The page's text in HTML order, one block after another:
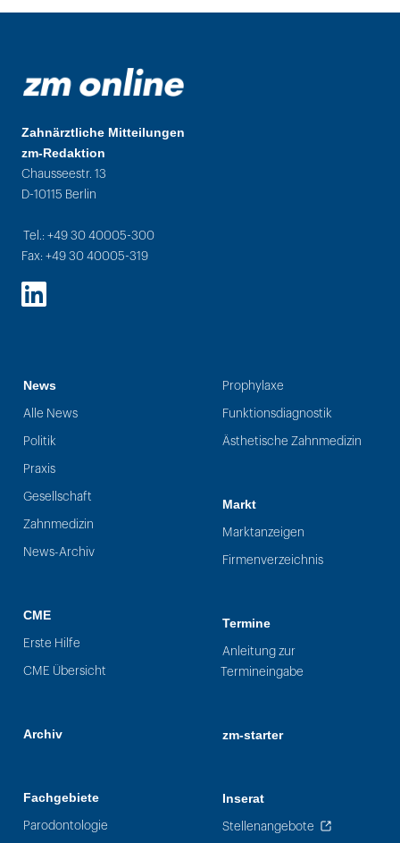
Zahnärztliche Mitteilungen
zm-Redaktion
Chausseestr. 13
D-10115 Berlin
Tel.: +49 30 40005-300
Fax: +49 30 40005-319
LinkedIn
News
Alle News
Politik
Praxis
Gesellschaft
Zahnmedizin
News-Archiv
CME
Erste Hilfe
CME Übersicht
Archiv
Fachgebiete
Parodontologie
Prophylaxe
Funktionsdiagnostik
Ästhetische Zahnmedizin
Markt
Marktanzeigen
Firmenverzeichnis
Termine
Anleitung zur
Termineingabe
zm-starter
Inserat
Stellenangebote